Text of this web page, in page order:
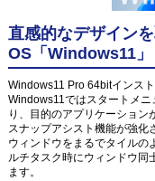
直感的なデザイン
OS「Windows11」
Windows11 Pro 64bitインスト
Windows11ではスタートメ
り、目的のアプリケーション
スナップアシスト機能が強化
ウィンドウをまるでタイルの
ルチタスク時にウィンドウ同
ます。